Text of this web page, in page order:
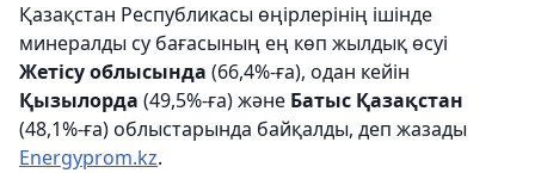
Қазақстан Республикасы өңірлерінің ішінде
минералды су бағасының ең көп жылдық өсуі
Жетісу облысында (66,4%-ға), одан кейін
Қызылорда (49,5%-ға) және Батыс Қазақстан
(48,1%-ға) облыстарында байқалды, деп жазады
Energyprom.kz.